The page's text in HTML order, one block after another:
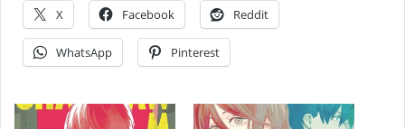
X Facebook Reddit
WhatsApp Pinterest